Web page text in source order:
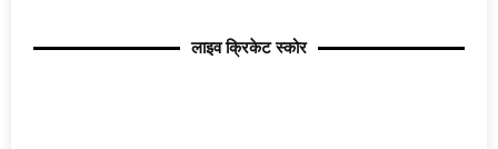
लाइव क्रिकेट स्कोर